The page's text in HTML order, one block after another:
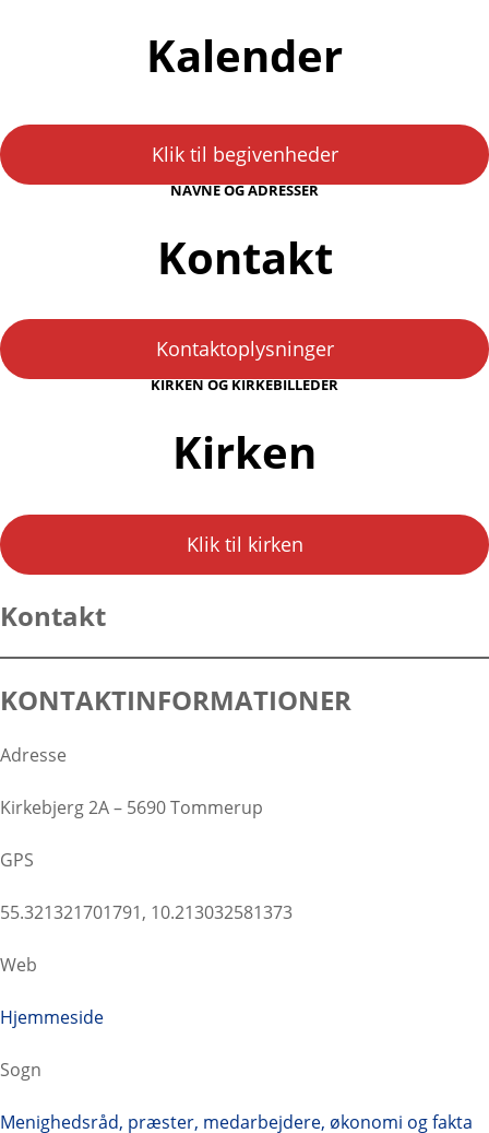
Kalender
Klik til begivenheder
NAVNE OG ADRESSER
Kontakt
Kontaktoplysninger
KIRKEN OG KIRKEBILLEDER
Kirken
Klik til kirken
Kontakt
KONTAKTINFORMATIONER
Adresse
Kirkebjerg 2A – 5690 Tommerup
GPS
55.321321701791, 10.213032581373
Web
Hjemmeside
Sogn
Menighedsråd, præster, medarbejdere, økonomi og fakta